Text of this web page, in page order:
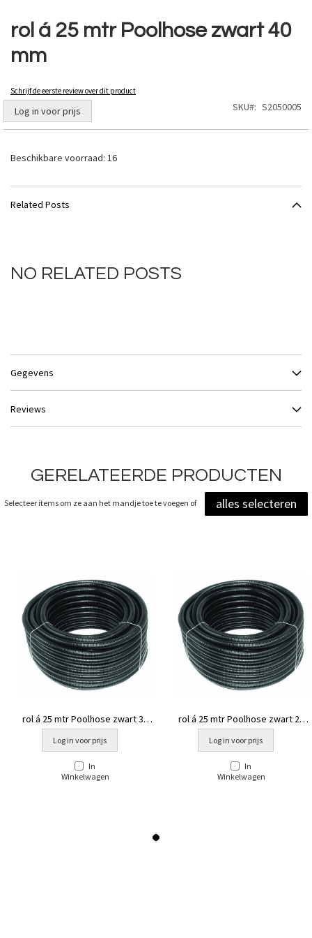
rol á 25 mtr Poolhose zwart 40
mm
Schrijf de eerste review over dit product
Log in voor prijs SKU S2050005
Beschikbare voorraad: 16
naar
het
begin
van
afbeeldingen-
gallerij
Related Posts
NO RELATED POSTS
Gegevens
Reviews
GERELATEERDE PRODUCTEN
Selecteer items om ze aan het mandje toe te voegen of alles selecteren
rol á 25 mtr Poolhose zwart 32
mm
Log in voor prijs
In
Winkelwagen
rol á 25 mtr Poolhose zwart 20
mm
Log in voor prijs
In
Winkelwagen